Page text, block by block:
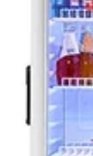
Inverter
nghệ này đem